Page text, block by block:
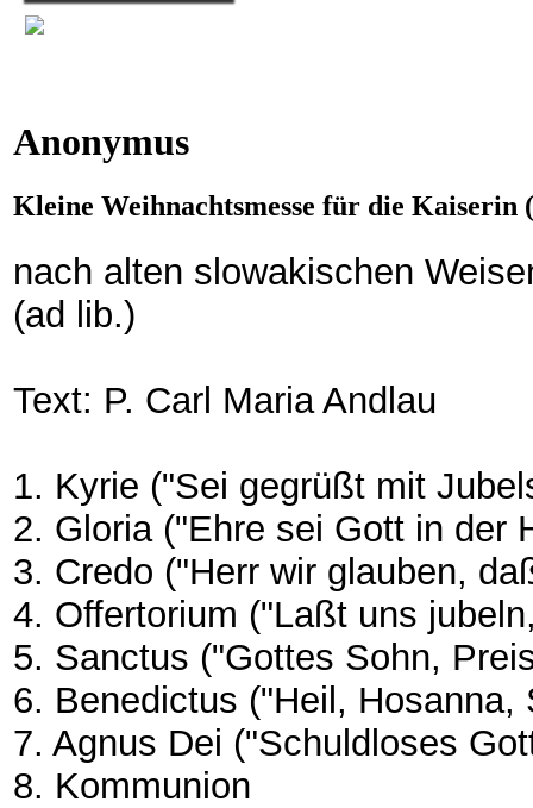
Anonymus
Kleine Weihnachtsmesse für die
nach alten slowakischen
(ad lib.)
Text: P. Carl Maria Andlau
1. Kyrie ("Sei gegrüßt mit
2. Gloria ("Ehre sei Gott in der
3. Credo ("Herr wir glauben,
4. Offertorium ("Laßt uns
5. Sanctus ("Gottes Sohn,
6. Benedictus ("Heil,
7. Agnus Dei ("Schuldloses
8. Kommunion